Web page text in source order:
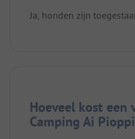
Ja, honden zijn
Hoeveel kost een
Camping Ai